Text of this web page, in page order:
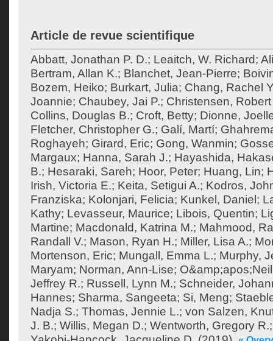
Article de revue scientifique
Abbatt, Jonathan P. D.; Leaitch, W. Richard;
Bertram, Allan K.; Blanchet, Jean-Pierre;
Bozem, Heiko; Burkart, Julia; Chang, Rachel
Joannie; Chaubey, Jai P.; Christensen,
Collins, Douglas B.; Croft, Betty; Dionne,
Fletcher, Christopher G.; Galí, Martí;
Roghayeh; Girard, Eric; Gong, Wanmin;
Margaux; Hanna, Sarah J.; Hayashida,
B.; Hesaraki, Sareh; Hoor, Peter; Huang, Lin;
Irish, Victoria E.; Keita, Setigui A.; Kodros,
Franziska; Kolonjari, Felicia; Kunkel, Daniel ;
Kathy; Levasseur, Maurice; Libois, Quentin;
Martine; Macdonald, Katrina M.; Mahmood,
Randall V.; Mason, Ryan H.; Miller, Lisa A.;
Mortenson, Eric; Mungall, Emma L.; Murphy,
Maryam; Norman, Ann-Lise;
Jeffrey R.; Russell, Lynn M.; Schneider,
Hannes; Sharma, Sangeeta; Si, Meng;
Nadja S.; Thomas, Jennie L.; von Salzen,
J. B.; Willis, Megan D.; Wentworth, Gregory R.